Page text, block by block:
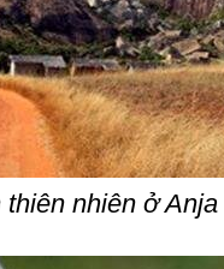
thiên nhiên ở